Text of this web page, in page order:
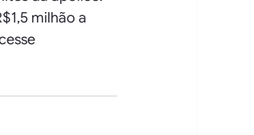
milhão a